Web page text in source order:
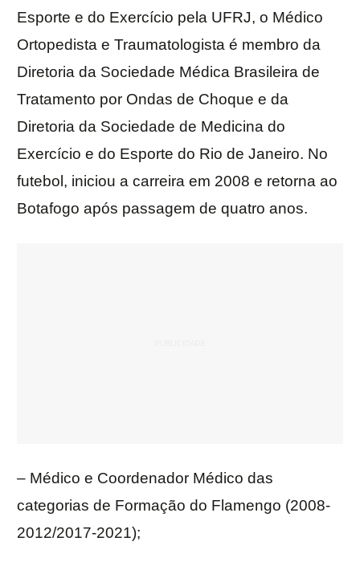
Esporte e do Exercício pela UFRJ, o Médico
Ortopedista e Traumatologista é membro da
Diretoria da Sociedade Médica Brasileira de
Tratamento por Ondas de Choque e da
Diretoria da Sociedade de Medicina do
Exercício e do Esporte do Rio de Janeiro. No
futebol, iniciou a carreira em 2008 e retorna ao
Botafogo após passagem de quatro anos.
– Médico e Coordenador Médico das
categorias de Formação do Flamengo (2008-
2012/2017-2021);